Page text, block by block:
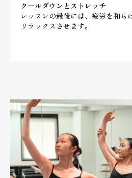
クールダウンとストレッチ
レッスンの最後には、疲労を和ら
リラックスさせます。